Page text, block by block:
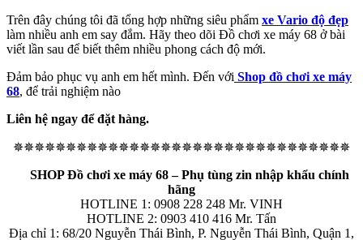
Trên đây chúng tôi đã tổng hợp những siêu phẩm xe Vario độ đẹp
làm nhiều anh em say đắm. Hãy theo dõi Đồ chơi xe máy 68 ở bài
viết lần sau để biết thêm nhiều phong cách độ mới.
Đảm bảo phục vụ anh em hết mình. Đến với Shop đồ chơi xe máy
68, để trải nghiệm nào
Liên hệ ngay để đặt hàng.
✵✵✵✵✵✵✵✵✵✵✵✵✵✵✵✵✵✵✵✵✵✵✵✵✵✵✵✵✵✵✵✵
SHOP Đồ chơi xe máy 68 – Phụ tùng zin nhập khẩu chính
hãng
HOTLINE 1: 0908 228 248 Mr. VINH
HOTLINE 2: 0903 410 416 Mr. Tấn
Địa chỉ 1: 68/20 Nguyễn Thái Bình, P. Nguyễn Thái Bình, Quận 1,